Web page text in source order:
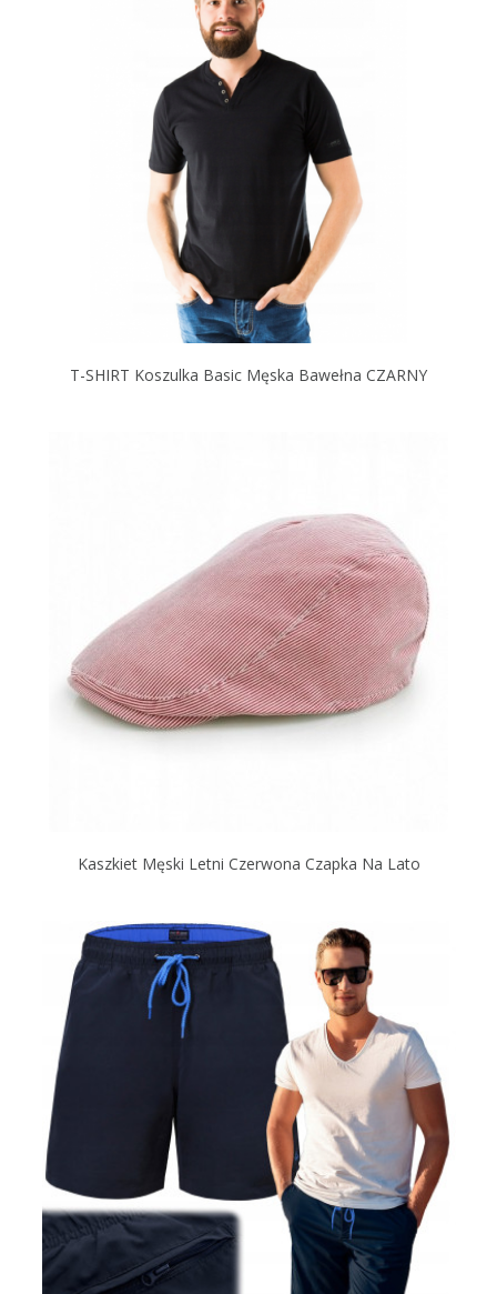
T-SHIRT Koszulka Basic Męska Bawełna CZARNY
Kaszkiet Męski Letni Czerwona Czapka Na Lato